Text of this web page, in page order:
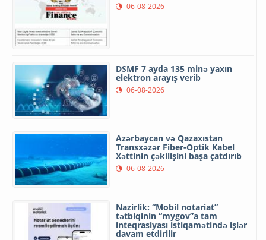
06-08-2026
DSMF 7 ayda 135 minə yaxın
elektron arayış verib
06-08-2026
Azərbaycan və Qazaxıstan
Transxəzər Fiber-Optik Kabel
Xəttinin çəkilişini başa çatdırıb
06-08-2026
Nazirlik: “Mobil notariat”
tətbiqinin “mygov”a tam
inteqrasiyası istiqamətində işlər
davam etdirilir